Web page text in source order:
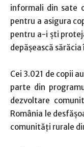
informali din sate
pentru a asigura
pentru a-i şti
depăşească sărăcia
Cei 3.021 de copii
parte din
dezvoltare
România le
comunităţi rurale